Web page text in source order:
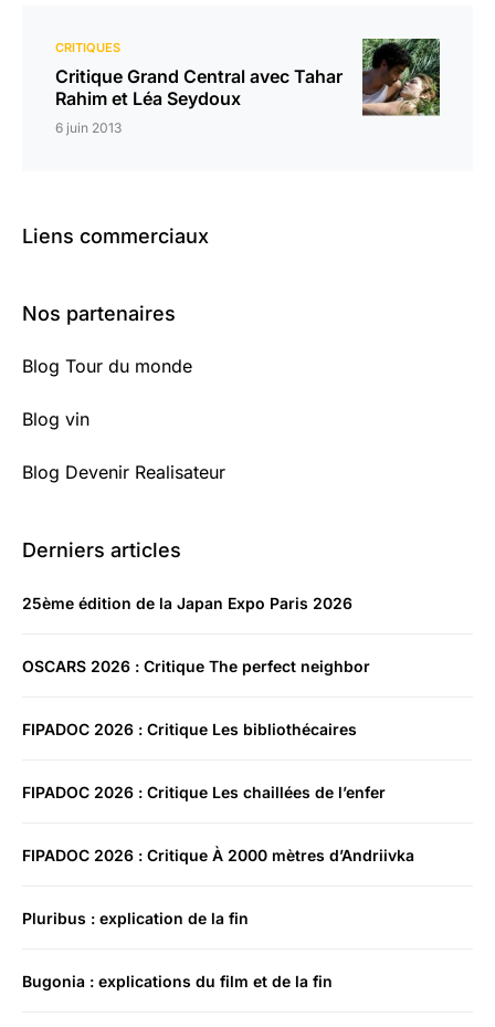
CRITIQUES
Critique Grand Central avec Tahar
Rahim et Léa Seydoux
6 juin 2013
Liens commerciaux
Nos partenaires
Blog Tour du monde
Blog vin
Blog Devenir Realisateur
Derniers articles
25ème édition de la Japan Expo Paris 2026
OSCARS 2026 : Critique The perfect neighbor
FIPADOC 2026 : Critique Les bibliothécaires
FIPADOC 2026 : Critique Les chaillées de l’enfer
FIPADOC 2026 : Critique À 2000 mètres d’Andriivka
Pluribus : explication de la fin
Bugonia : explications du film et de la fin